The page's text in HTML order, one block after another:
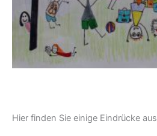
Hier finden Sie einige Eindrücke